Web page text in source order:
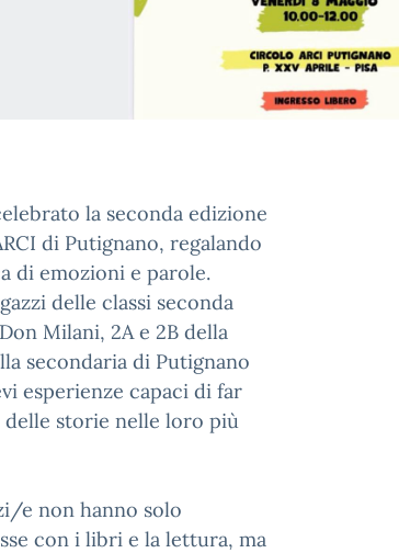
la seconda edizione
di Putignano, regalando
di emozioni e parole.
delle classi seconda
Milani, 2A e 2B della
secondaria di Putignano
esperienze capaci di far
delle storie nelle loro più
e non hanno solo
con i libri e la lettura, ma